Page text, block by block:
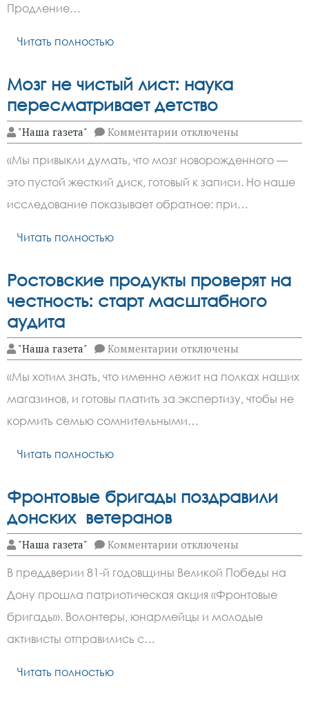
Продление…
Читать полностью
Мозг не чистый лист: наука
пересматривает детство
"Наша газета" Комментарии к
записи
не
чистый
лист:
наука
пересматривает
отключены
«Мы привыкли думать, что мозг новорожденного —
это пустой жесткий диск, готовый к записи. Но наше
исследование показывает обратное: при…
Читать полностью
Ростовские продукты проверят на
честность: старт масштабного
аудита
"Наша газета" Комментарии к
записи
продукты
проверят
на
честность:
старт
отключены
«Мы хотим знать, что именно лежит на полках наших
магазинов, и готовы платить за экспертизу, чтобы не
кормить семью сомнительными…
Читать полностью
Фронтовые бригады поздравили
донских ветеранов
"Наша газета" Комментарии к
записи
Фронтовые
бригады
поздравили
донских
ветеранов
отключены
В преддверии 81-й годовщины Великой Победы на
Дону прошла патриотическая акция «Фронтовые
бригады». Волонтеры, юнармейцы и молодые
активисты отправились с…
Читать полностью